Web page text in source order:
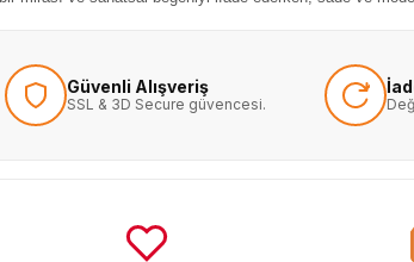
Güvenli Alışveriş
SSL & 3D Secure güvencesi.